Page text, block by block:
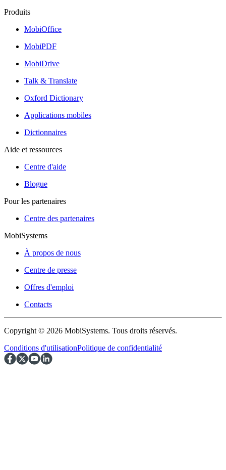
Produits
MobiOffice
MobiPDF
MobiDrive
Talk & Translate
Oxford Dictionary
Applications mobiles
Dictionnaires
Aide et ressources
Centre d'aide
Blogue
Pour les partenaires
Centre des partenaires
MobiSystems
À propos de nous
Centre de presse
Offres d'emploi
Contacts
Copyright © 2026 MobiSystems. Tous droits réservés.
Conditions d'utilisationPolitique de confidentialité